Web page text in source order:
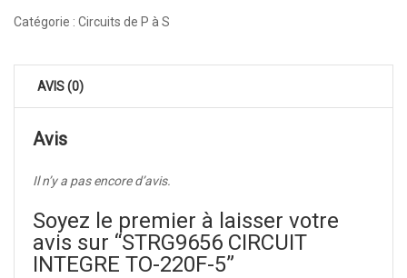
Catégorie : Circuits de P à S
AVIS (0)
Avis
Il n’y a pas encore d’avis.
Soyez le premier à laisser votre
avis sur “STRG9656 CIRCUIT
INTEGRE TO-220F-5”